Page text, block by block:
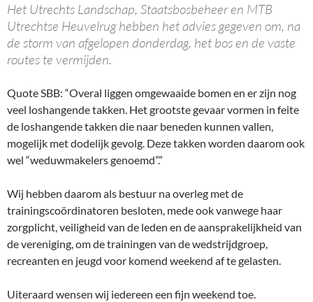
Het Utrechts Landschap, Staatsbosbeheer en MTB
Utrechtse Heuvelrug hebben het advies gegeven om, na
de storm van afgelopen donderdag, het bos en de vaste
routes te vermijden.
Quote SBB: “Overal liggen omgewaaide bomen en er zijn nog
veel loshangende takken. Het grootste gevaar vormen in feite
de loshangende takken die naar beneden kunnen vallen,
mogelijk met dodelijk gevolg. Deze takken worden daarom ook
wel “weduwmakelers genoemd”.”
Wij hebben daarom als bestuur na overleg met de
trainingscoördinatoren besloten, mede ook vanwege haar
zorgplicht, veiligheid van de leden en de aansprakelijkheid van
de vereniging, om de trainingen van de wedstrijdgroep,
recreanten en jeugd voor komend weekend af te gelasten.
Uiteraard wensen wij iedereen een fijn weekend toe.